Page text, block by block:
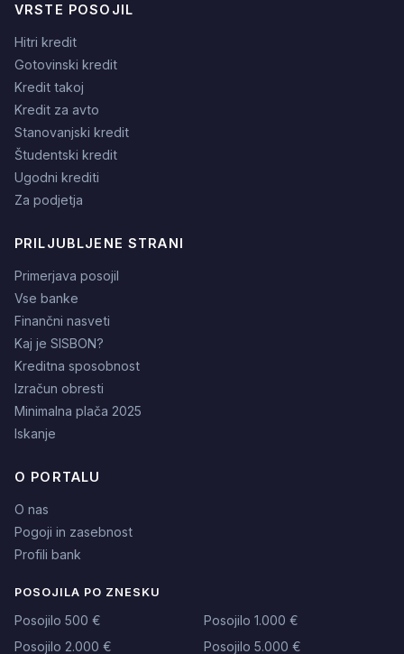
VRSTE POSOJIL
Hitri kredit
Gotovinski kredit
Kredit takoj
Kredit za avto
Stanovanjski kredit
Študentski kredit
Ugodni krediti
Za podjetja
PRILJUBLJENE STRANI
Primerjava posojil
Vse banke
Finančni nasveti
Kaj je SISBON?
Kreditna sposobnost
Izračun obresti
Minimalna plača 2025
Iskanje
O PORTALU
O nas
Pogoji in zasebnost
Profili bank
POSOJILA PO ZNESKU
Posojilo 500 €
Posojilo 1.000 €
Posojilo 2.000 €
Posojilo 5.000 €